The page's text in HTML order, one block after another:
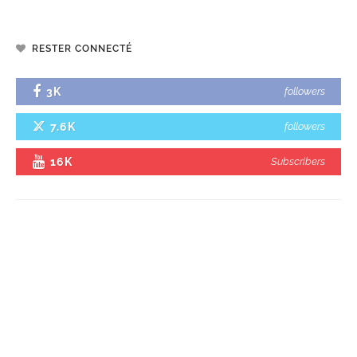
RESTER CONNECTÉ
3K followers
7.6K followers
16K Subscribers